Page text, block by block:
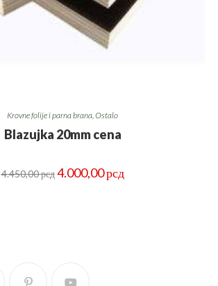
Krovne folije i parna brana Ostalo
Blazujka 20mm cena
4.450,00рсд Оригинална
цена
4.000,00рсдТренутна
цена